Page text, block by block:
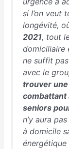
si l’on veut
longévité,
2021, tout
domiciliaire
ne suffit
avec le
trouver
combattant
seniors
n’y aura
à domicile